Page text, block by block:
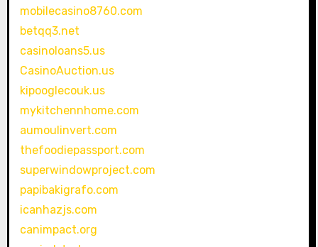
mobilecasino8760.com
betqq3.net
casinoloans5.us
CasinoAuction.us
kipooglecouk.us
mykitchennhome.com
aumoulinvert.com
thefoodiepassport.com
superwindowproject.com
papibakigrafo.com
icanhazjs.com
canimpact.org